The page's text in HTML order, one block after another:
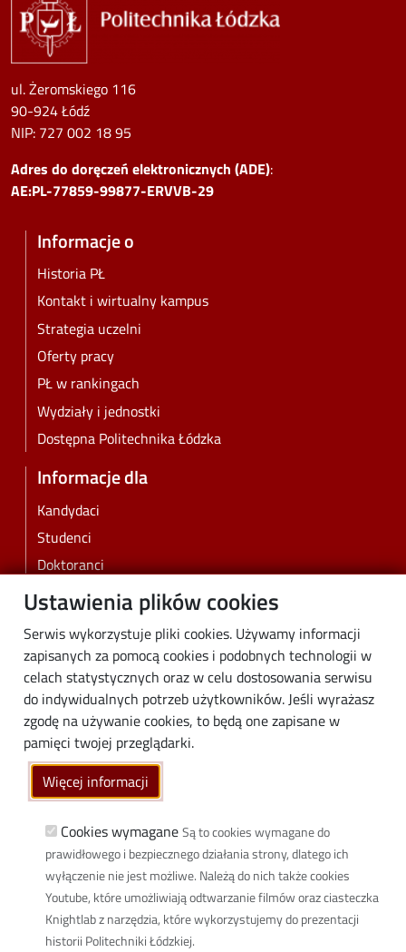
Ustawienia plików cookies
Serwis wykorzystuje pliki cookies. Używamy informacji
zapisanych za pomocą cookies i podobnych technologii w
celach statystycznych oraz w celu dostosowania serwisu
do indywidualnych potrzeb użytkowników. Jeśli wyrażasz
zgodę na używanie cookies, to będą one zapisane w
pamięci twojej przeglądarki.
Więcej informacji
Cookies wymagane Są to cookies wymagane do
prawidłowego i bezpiecznego działania strony, dlatego ich
wyłączenie nie jest możliwe. Należą do nich także cookies
Youtube, które umożliwiają odtwarzanie filmów oraz ciasteczka
Knightlab z narzędzia, które wykorzystujemy do prezentacji
historii Politechniki Łódzkiej.
ul. Żeromskiego 116
90-924 Łódź
NIP: 727 002 18 95
Adres do doręczeń elektronicznych (ADE):
AE:PL-77859-99877-ERVVB-29
Informacje o
Historia PŁ
Kontakt i wirtualny kampus
Strategia uczelni
Oferty pracy
PŁ w rankingach
Wydziały i jednostki
Dostępna Politechnika Łódzka
Informacje dla
Kandydaci
Studenci
Doktoranci
Pracownicy
Biznes
Media
Społeczność lokalna
Linki
Wikamp
Poczta elektroniczna
Biblioteka PŁ
Dyscypliny naukowe w PŁ
Inicjatywa Doskonałości Uczelnia Badawcza
BIP
Klauzula RODO